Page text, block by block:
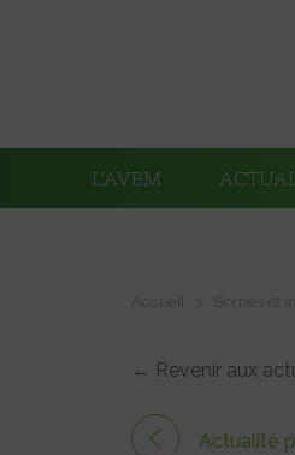
L’AVEM
← Revenir aux
Actualité